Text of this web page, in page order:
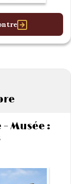
Musée :